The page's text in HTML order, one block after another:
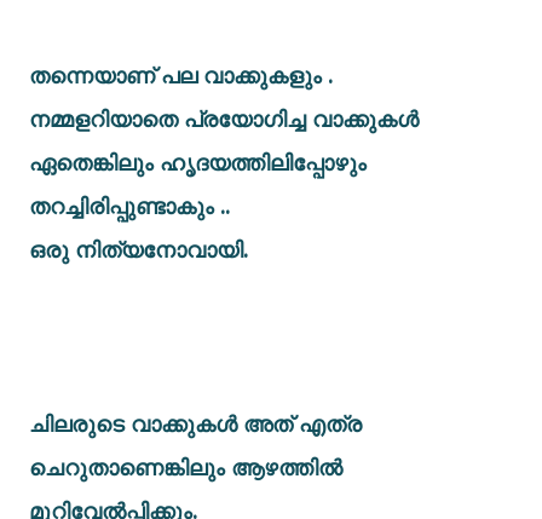
തന്നെയാണ് പല വാക്കുകളും .
നമ്മളറിയാതെ പ്രയോഗിച്ച വാക്കുകൾ
ഏതെങ്കിലും ഹൃദയത്തിലിപ്പോഴും
തറച്ചിരിപ്പുണ്ടാകും ..
ഒരു നിത്യനോവായി.
ചിലരുടെ വാക്കുകൾ അത് എത്ര
ചെറുതാണെങ്കിലും ആഴത്തിൽ
മുറിവേൽപ്പിക്കും.